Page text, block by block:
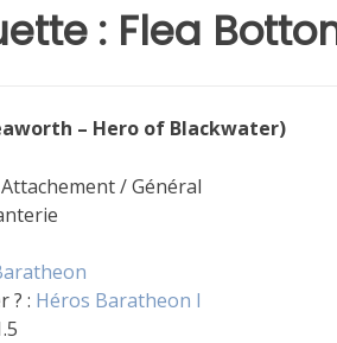
: Flea
– Hero of Blackwater)
/ Général
? : Héros Baratheon I